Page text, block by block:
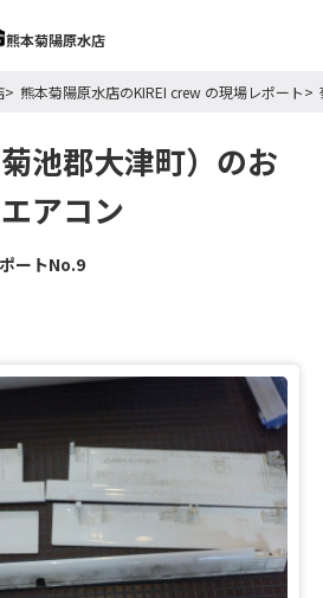
熊本菊陽原水店
熊本菊陽原水店のKIREI crew の現場レポート
池郡大津町）のお
アコン
ートNo.9